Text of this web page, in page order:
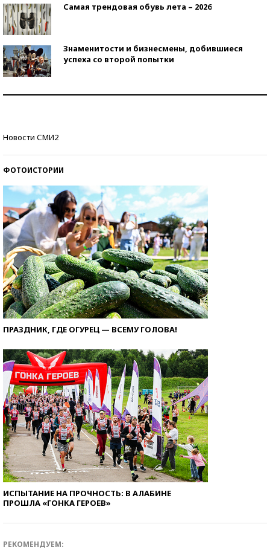
Самая трендовая обувь лета – 2026
Знаменитости и бизнесмены, добившиеся
успеха со второй попытки
Новости СМИ2
ФОТОИСТОРИИ
ПРАЗДНИК, ГДЕ ОГУРЕЦ — ВСЕМУ ГОЛОВА!
ИСПЫТАНИЕ НА ПРОЧНОСТЬ: В АЛАБИНЕ
ПРОШЛА «ГОНКА ГЕРОЕВ»
РЕКОМЕНДУЕМ: